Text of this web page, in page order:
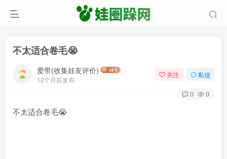
不太适合卷毛😭
爱带(收集娃友评价)
12个月前发布
关注 私信
0 0
不太适合卷毛😭